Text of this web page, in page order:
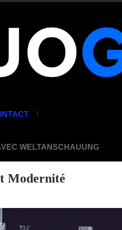
|
WELTANSCHAUUNG
Modernité